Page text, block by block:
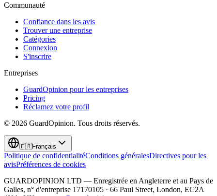
Communauté
Confiance dans les avis
Trouver une entreprise
Catégories
Connexion
S'inscrire
Entreprises
GuardOpinion pour les entreprises
Pricing
Réclamez votre profil
© 2026 GuardOpinion. Tous droits réservés.
🇫🇷Français
Politique de confidentialitéConditions généralesDirectives pour les
avisPréférences de cookies
GUARDOPINION LTD — Enregistrée en Angleterre et au Pays de
Galles, n° d'entreprise 17170105 · 66 Paul Street, London, EC2A